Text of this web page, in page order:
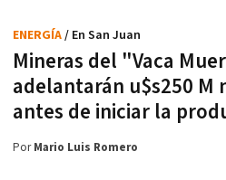
Mineras del "Vaca
adelantarán u$s250 M
antes de iniciar la
ENERGÍA/ En San Juan
PorMario Luis Romero